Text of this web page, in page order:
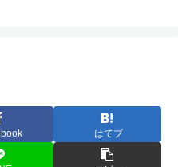
はてブ